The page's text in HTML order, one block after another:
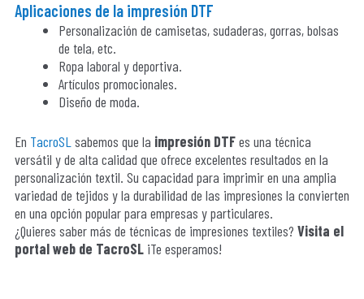
Aplicaciones de la impresión DTF
Personalización de camisetas, sudaderas, gorras, bolsas
de tela, etc.
Ropa laboral y deportiva.
Artículos promocionales.
Diseño de moda.
En TacroSL sabemos que la impresión DTFes una técnica
versátil y de alta calidad que ofrece excelentes resultados en la
personalización textil. Su capacidad para imprimir en una amplia
variedad de tejidos y la durabilidad de las impresiones la convierten
en una opción popular para empresas y particulares.
¿Quieres saber más de técnicas de impresiones textiles? Visita el
portal web de TacroSL ¡Te esperamos!